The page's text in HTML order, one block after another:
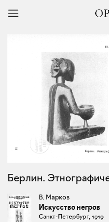
Берлин.
В. Марков
Искусство негров
Санкт-Петербург, 1919